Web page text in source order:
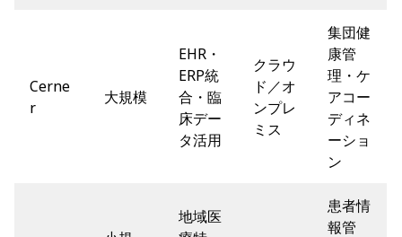
Cerne
r
大規模
EHR・
ERP統
合・臨
床デー
タ活用
クラウ
ド／オ
ンプレ
ミス
集団健
康管
理・ケ
アコー
ディネ
ーショ
ン
地域医
患者情
報管